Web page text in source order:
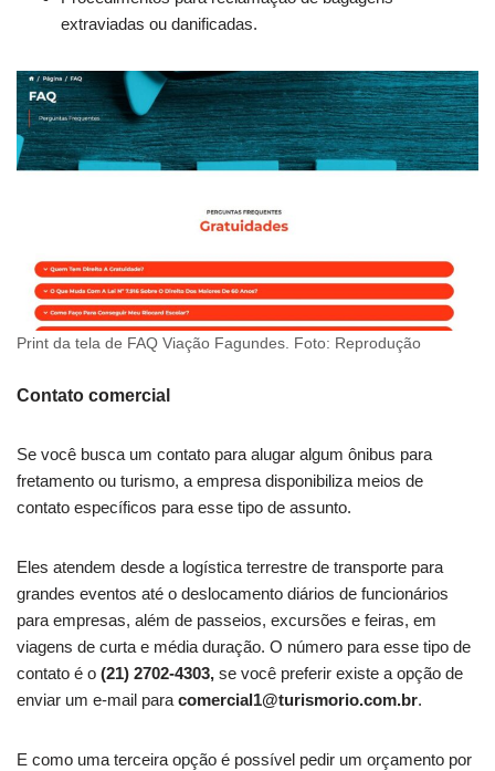
extraviadas ou danificadas.
Print da tela de FAQ Viação Fagundes. Foto: Reprodução
Contato comercial
Se você busca um contato para alugar algum ônibus para
fretamento ou turismo, a empresa disponibiliza meios de
contato específicos para esse tipo de assunto.
Eles atendem desde a logística terrestre de transporte para
grandes eventos até o deslocamento diários de funcionários
para empresas, além de passeios, excursões e feiras, em
viagens de curta e média duração. O número para esse tipo de
contato é o (21) 2702-4303, se você preferir existe a opção de
enviar um e-mail para comercial1@turismorio.com.br.
E como uma terceira opção é possível pedir um orçamento por